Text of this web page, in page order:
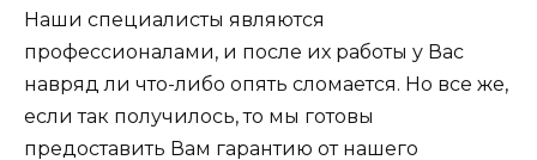
Наши специалисты являются
профессионалами, и после их работы у Вас
навряд ли что-либо опять сломается. Но все же,
если так получилось, то мы готовы
предоставить Вам гарантию от нашего